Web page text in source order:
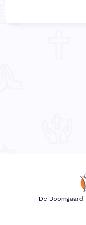
De Boomgaard